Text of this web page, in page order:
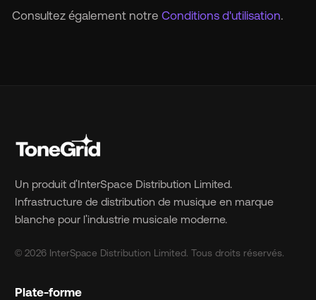
Consultez également notre Conditions d'utilisation.
Un produit d'InterSpace Distribution Limited.
Infrastructure de distribution de musique en marque
blanche pour l'industrie musicale moderne.
© 2026 InterSpace Distribution Limited. Tous droits réservés.
Plate-forme